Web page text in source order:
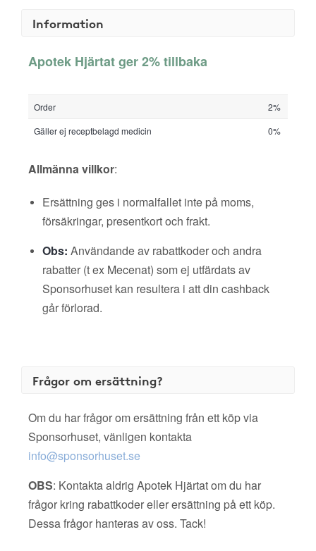
Information
Apotek Hjärtat ger 2% tillbaka
Order
2%
Gäller ej receptbelagd medicin
0%
Allmänna villkor:
Ersättning ges i normalfallet inte på moms,
försäkringar, presentkort och frakt.
Obs: Användande av rabattkoder och andra
rabatter (t ex Mecenat) som ej utfärdats av
Sponsorhuset kan resultera i att din cashback
går förlorad.
Frågor om ersättning?
Om du har frågor om ersättning från ett köp via
Sponsorhuset, vänligen kontakta
info@sponsorhuset.se
OBS: Kontakta aldrig Apotek Hjärtat om du har
frågor kring rabattkoder eller ersättning på ett köp.
Dessa frågor hanteras av oss. Tack!